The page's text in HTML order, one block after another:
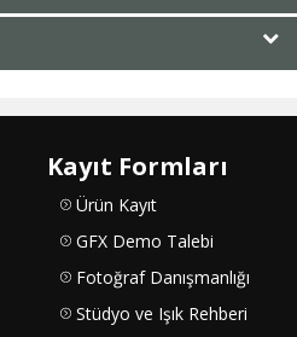
Kayıt Formları
Ürün Kayıt
GFX Demo Talebi
Fotoğraf Danışmanlığı
Stüdyo ve Işık Rehberi